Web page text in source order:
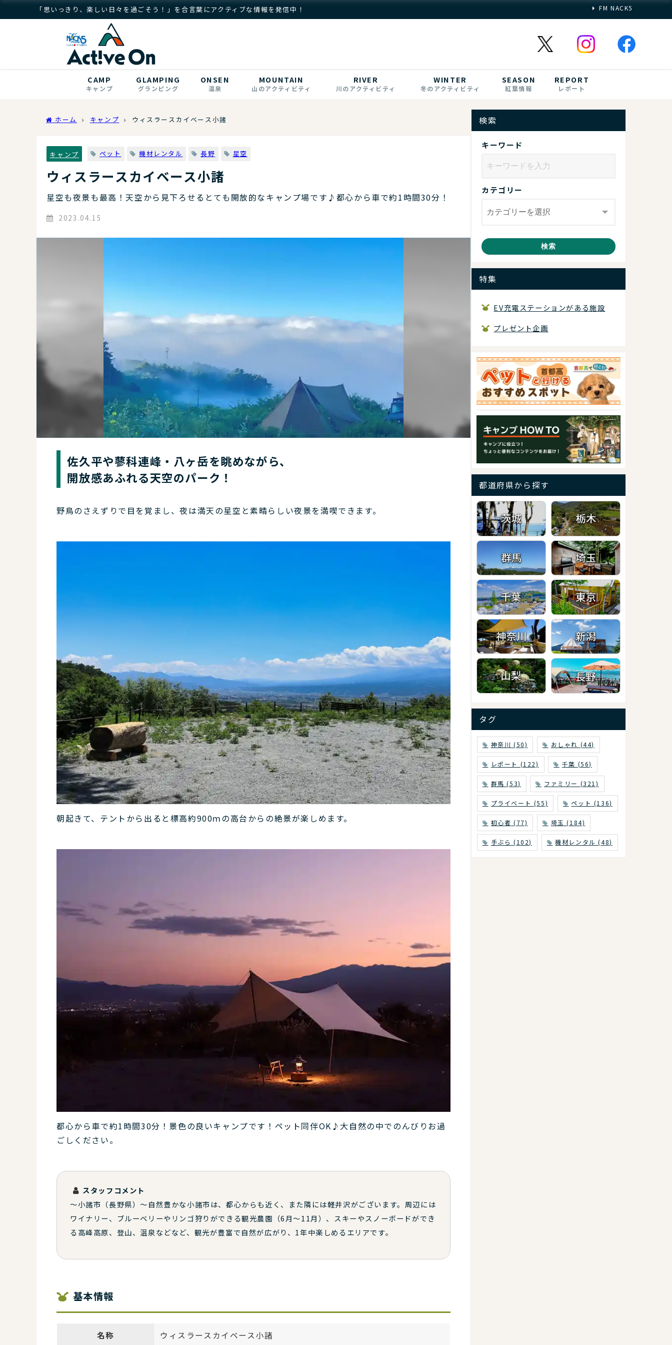
「思いっきり、楽しい日々を過ごそう！」を合言葉にアクティブな情報を発信中！ FM NACK5
CAMP
キャンプ
GLAMPING
グランピング
ONSEN
温泉
MOUNTAIN
山のアクティビティ
RIVER
川のアクティビティ
WINTER
冬のアクティビティ
SEASON
紅葉情報
REPORT
レポート
ホーム キャンプ ウィスラースカイベース小諸
キャンプ ペット 機材レンタル 長野 星空
ウィスラースカイベース小諸
星空も夜景も最高！天空から見下ろせるとても開放的なキャンプ場です♪都心から車で約1時間30分！
2023.04.15
佐久平や蓼科連峰・八ヶ岳を眺めながら、
開放感あふれる天空のパーク！
野鳥のさえずりで目を覚まし、夜は満天の星空と素晴らしい夜景を満喫できます。
朝起きて、テントから出ると標高約900ｍの高台からの絶景が楽しめます。
都心から車で約1時間30分！景色の良いキャンプです！ペット同伴OK♪大自然の中でのんびりお過
ごしください。
スタッフコメント
～小諸市（長野県）～自然豊かな小諸市は、都心からも近く、また隣には軽井沢がございます。周辺には
ワイナリー、ブルーベリーやリンゴ狩りができる観光農園（6月～11月）、スキーやスノーボードができ
る高峰高原、登山、温泉などなど、観光が豊富で自然が広がり、1年中楽しめるエリアです。
基本情報
名称 ウィスラースカイベース小諸
検索
キーワード
カテゴリー
検索
特集
EV充電ステーションがある施設
プレゼント企画
都道府県から探す
タグ
神奈川 (50) おしゃれ (44)
レポート (122) 千葉 (56)
群馬 (53) ファミリー (321)
プライベート (55) ペット (136)
初心者 (77) 埼玉 (184)
手ぶら (102) 機材レンタル (48)